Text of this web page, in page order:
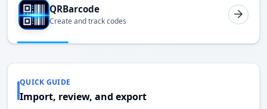
QRBarcode
Create and track codes
QUICK GUIDE
Import, review, and export